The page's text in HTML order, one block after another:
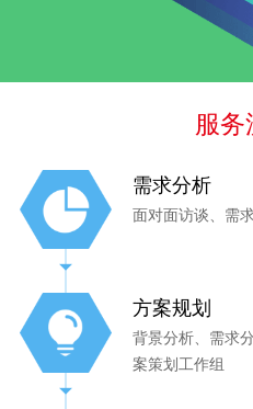
服务
需求分析
面对面访谈、需
方案规划
背景分析、需求
案策划工作组